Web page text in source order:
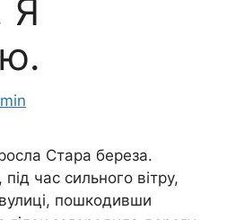
Я
Стара береза.
час сильного вітру,
пошкодивши